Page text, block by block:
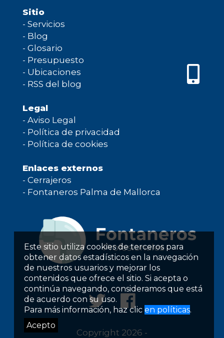
Este sitio utiliza cookies de terceros para
obtener datos estadísticos en la navegación
de nuestros usuarios y mejorar los
contenidos que ofrece el sitio. Si acepta o
continúa navegando, consideramos que está
de acuerdo con su uso.
Para más información, haz clic en políticas.
Acepto
Sitio
- Servicios
- Blog
- Glosario
- Presupuesto
- Ubicaciones
- RSS del blog
Legal
- Aviso Legal
- Política de privacidad
- Política de cookies
Enlaces externos
- Cerrajeros
- Fontaneros Palma de Mallorca
Copyright 2026 -